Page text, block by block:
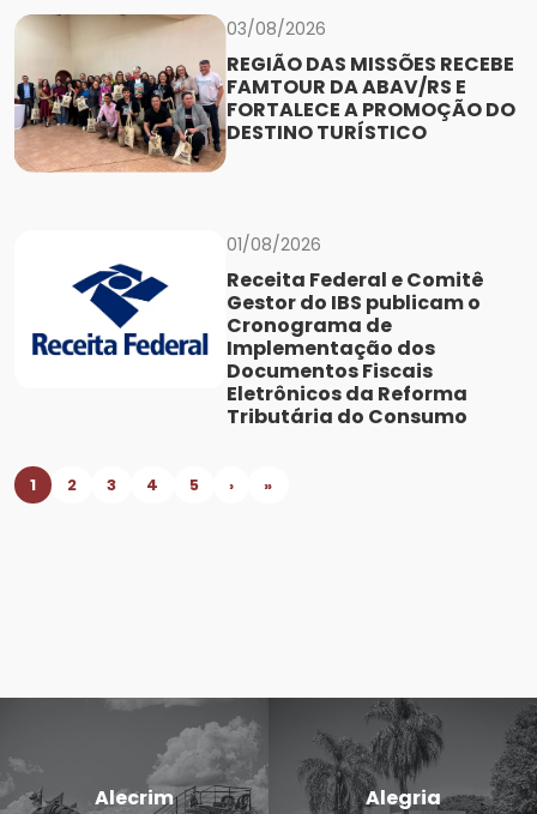
03/08/2026
REGIÃO DAS MISSÕES RECEBE
FAMTOUR DA ABAV/RS E
FORTALECE A PROMOÇÃO DO
DESTINO TURÍSTICO
01/08/2026
Receita Federal e Comitê
Gestor do IBS publicam o
Cronograma de
Implementação dos
Documentos Fiscais
Eletrônicos da Reforma
Tributária do Consumo
1 2 3 4 5 › »
Alecrim Alegria